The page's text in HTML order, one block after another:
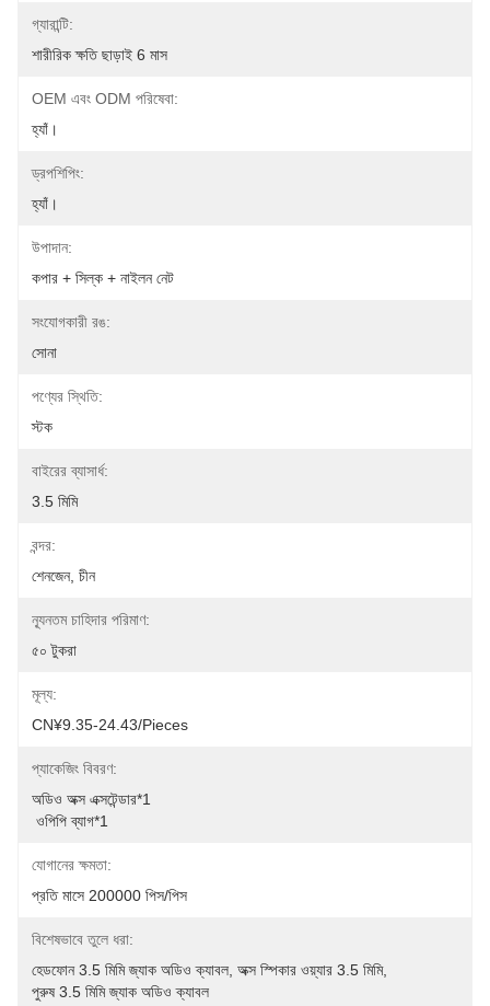
গ্যারান্টি:
শারীরিক ক্ষতি ছাড়াই 6 মাস
OEM এবং ODM পরিষেবা:
হ্যাঁ।
ড্রপশিপিং:
হ্যাঁ।
উপাদান:
কপার + সিল্ক + নাইলন নেট
সংযোগকারী রঙ:
সোনা
পণ্যের স্থিতি:
স্টক
বাইরের ব্যাসার্ধ:
3.5 মিমি
বন্দর:
শেনজেন, চীন
ন্যূনতম চাহিদার পরিমাণ:
৫০ টুকরা
মূল্য:
CN¥9.35-24.43/pieces
প্যাকেজিং বিবরণ:
অডিও অক্স এক্সটেন্ডার*1
ওপিপি ব্যাগ*1
যোগানের ক্ষমতা:
প্রতি মাসে 200000 পিস/পিস
বিশেষভাবে তুলে ধরা:
হেডফোন 3.5 মিমি জ্যাক অডিও ক্যাবল অক্স স্পিকার ওয়্যার 3.5 মিমি,
পুরুষ 3.5 মিমি জ্যাক অডিও ক্যাবল